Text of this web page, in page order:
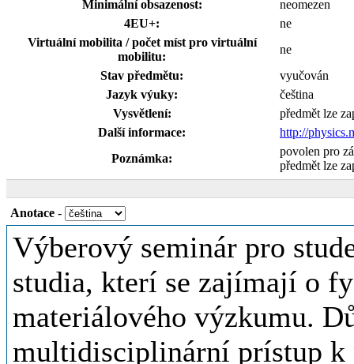
Minimální obsazenost:
neomezen
4EU+:
ne
Virtuální mobilita / počet míst pro virtuální
mobilitu:
ne
Stav předmětu:
vyučován
Jazyk výuky:
čeština
Vysvětlení:
předmět lze
Další informace:
http://
Poznámka:
povolen pro
předmět lze
Anotace -
Výberový seminár pro
studia, kterí se zajímají o
materiálového výzkumu.
multidisciplinární prístup k